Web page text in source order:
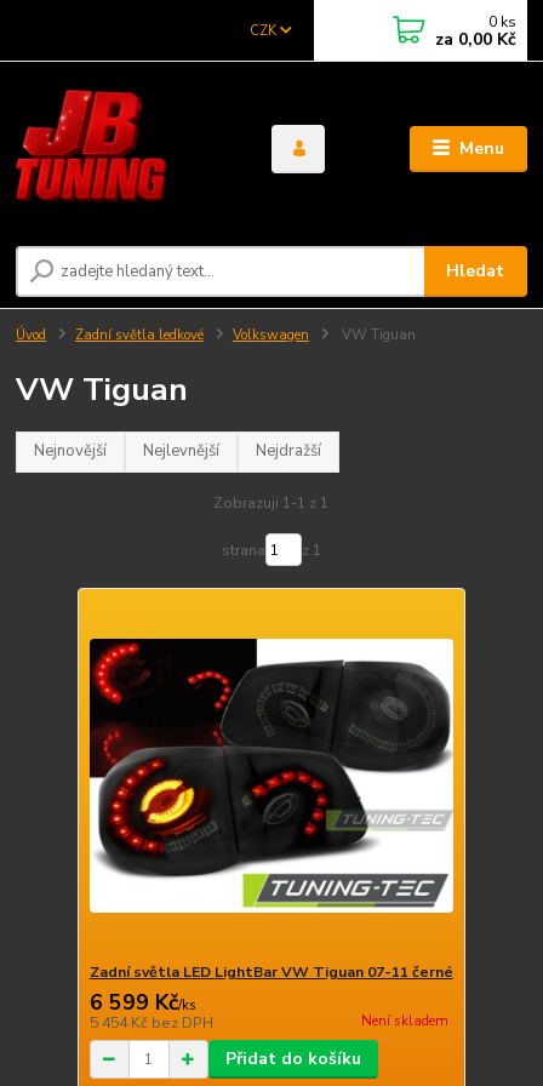
Menu
CZK
Hledat
0 ks
za 0,00 Kč
Úvod Zadní světla ledkové Volkswagen VW Tiguan
VW Tiguan
Nejnovější Nejlevnější Nejdražší
Zobrazuji 1-1 z 1
strana z 1
Zadní světla LED LightBar VW Tiguan 07-11 černé
6 599 Kč/ks
5 454 Kč bez DPH Není skladem
Přidat do košíku